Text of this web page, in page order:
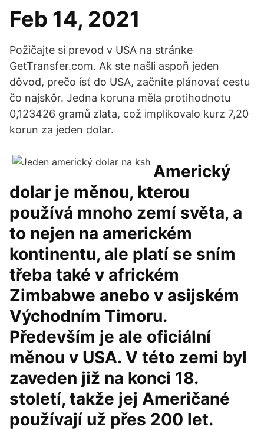
Feb 14, 2021
Požičajte si prevod v USA na stránke
GetTransfer.com. Ak ste našli aspoň jeden
dôvod, prečo ísť do USA, začnite plánovať cestu
čo najskôr. Jedna koruna měla protihodnotu
0,123426 gramů zlata, což implikovalo kurz 7,20
korun za jeden dolar.
Americký
dolar je měnou, kterou
používá mnoho zemí světa, a
to nejen na americkém
kontinentu, ale platí se sním
třeba také v africkém
Zimbabwe anebo v asijském
Východním Timoru.
Především je ale oficiální
měnou v USA. V této zemi byl
zaveden již na konci 18.
století, takže jej Američané
používají už přes 200 let.